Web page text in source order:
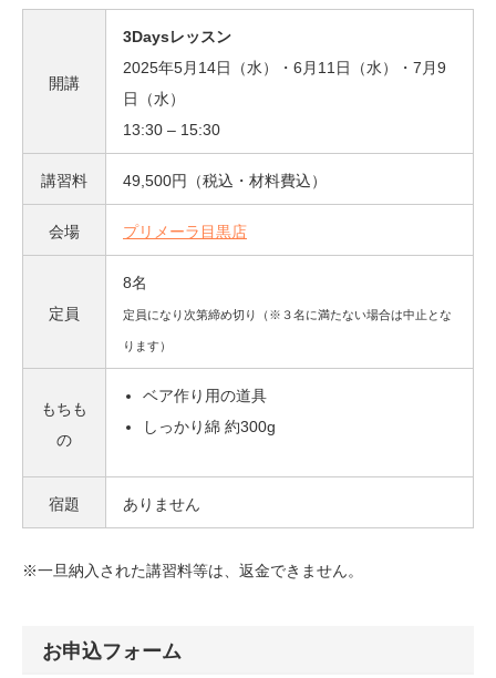
開講
3Daysレッスン
2025年5月14日（水）・6月11日（水）・7月9
日（水）
13:30 – 15:30
講習料 49,500円（税込・材料費込）
会場 プリメーラ目黒店
定員
8名
定員になり次第締め切り（※３名に満たない場合は中止とな
ります）
もちも
の
ベア作り用の道具
しっかり綿 約300g
宿題 ありません
※一旦納入された講習料等は、返金できません。
お申込フォーム